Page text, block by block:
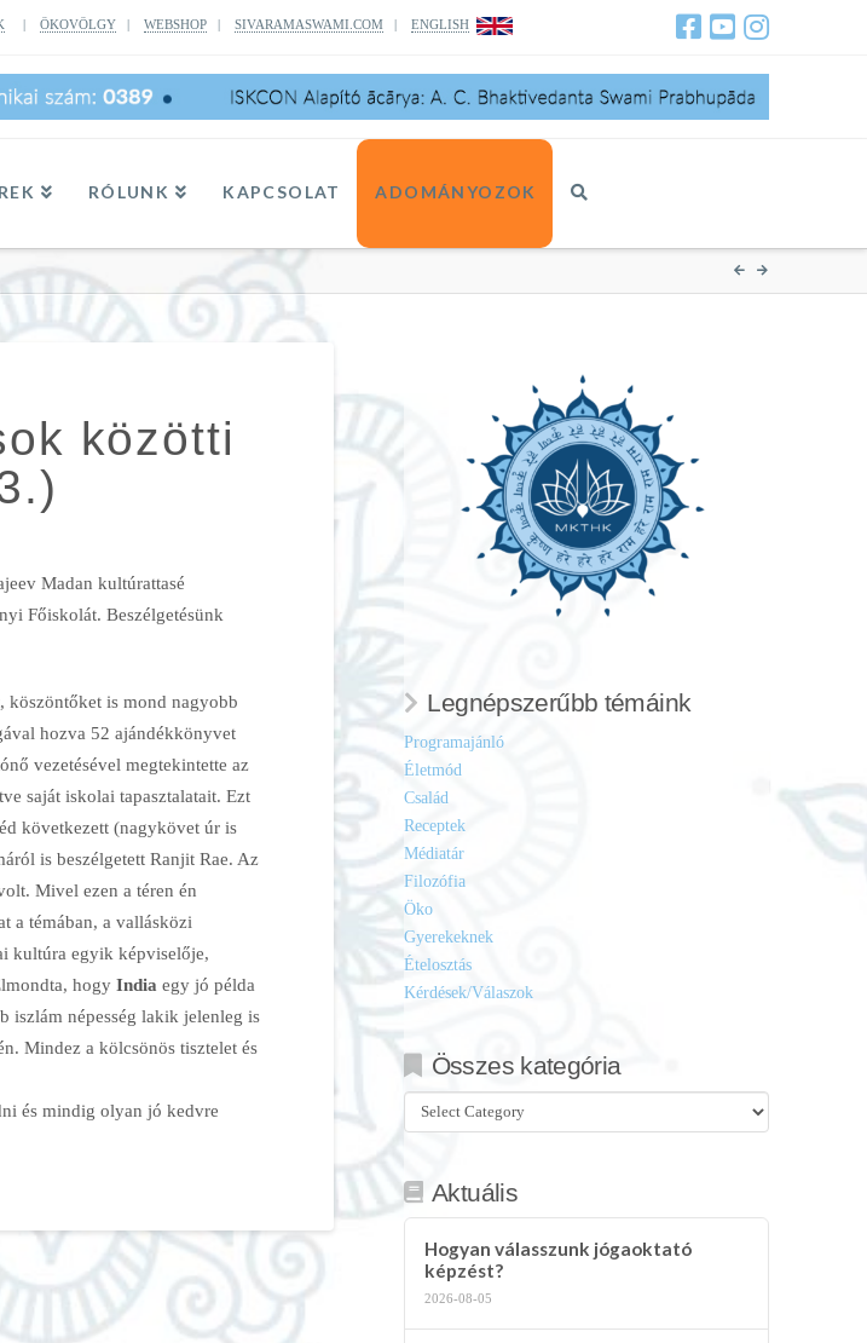
| ÖKOVÖLGY| WEBSHOP| SIVARAMASWAMI.COM| ENGLISH
RÓLUNK KAPCSOLAT ADOMÁNYOZOK
közötti
Madan kultúrattasé
Főiskolát. Beszélgetésünk
köszöntőket is mond nagyobb
hozva 52 ajándékkönyvet
vezetésével megtekintette az
saját iskolai tapasztalatait. Ezt
következett (nagykövet úr is
is beszélgetett Ranjit Rae. Az
Mivel ezen a téren én
a témában, a vallásközi
kultúra egyik képviselője,
hogy India egy jó példa
iszlám népesség lakik jelenleg is
Mindez a kölcsönös tisztelet és
és mindig olyan jó kedvre
Legnépszerűbb témáink
Programajánló
Életmód
Család
Receptek
Médiatár
Filozófia
Öko
Gyerekeknek
Ételosztás
Kérdések/Válaszok
Összes kategória
Összes
kategória
Aktuális
Hogyan válasszunk jógaoktató
képzést?
2026-08-05